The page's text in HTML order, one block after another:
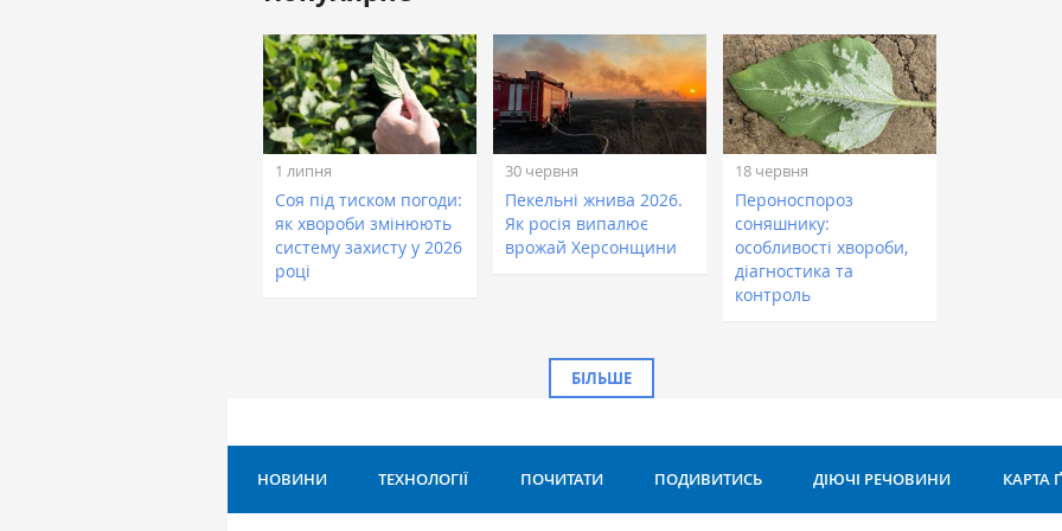
1 липня
Соя під тиском погоди:
як хвороби змінюють
систему захисту у 2026
році
30 червня
Пекельні жнива 2026.
Як росія випалює
врожай Херсонщини
18 червня
Пероноспороз
соняшнику:
особливості хвороби,
діагностика та
контроль
БІЛЬШЕ
НОВИНИ ТЕХНОЛОГІЇ ПОЧИТАТИ ПОДИВИТИСЬ ДІЮЧІ РЕЧОВИНИ КАРТА